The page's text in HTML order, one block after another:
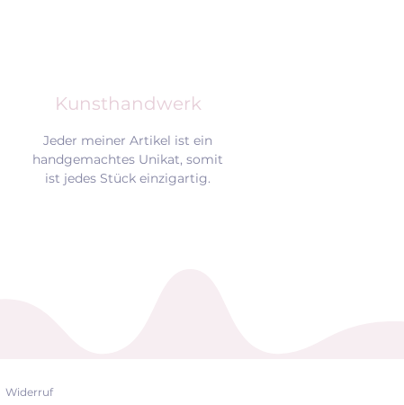
Kunsthandwerk
Jeder meiner Artikel ist ein
handgemachtes Unikat, somit
ist jedes Stück einzigartig.
Widerruf